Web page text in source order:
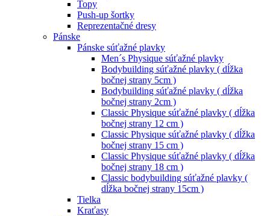
Topy
Push-up šortky
Reprezentačné dresy
Pánske
Pánske súťažné plavky
Men´s Physique súťažné plavky
Bodybuilding súťažné plavky ( dĺžka
bočnej strany 5cm )
Bodybuilding súťažné plavky ( dĺžka
bočnej strany 2cm )
Classic Physique súťažné plavky ( dĺžka
bočnej strany 12 cm )
Classic Physique súťažné plavky ( dĺžka
bočnej strany 15 cm )
Classic Physique súťažné plavky ( dĺžka
bočnej strany 18 cm )
Classic bodybuilding súťažné plavky (
dĺžka bočnej strany 15cm )
Tielka
Kraťasy